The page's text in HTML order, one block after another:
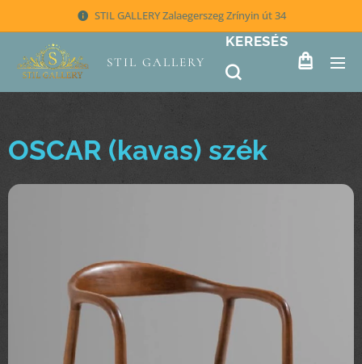
STIL GALLERY Zalaegerszeg Zrínyin út 34
STIL GALLERY
KERESÉS
OSCAR (kavas) szék